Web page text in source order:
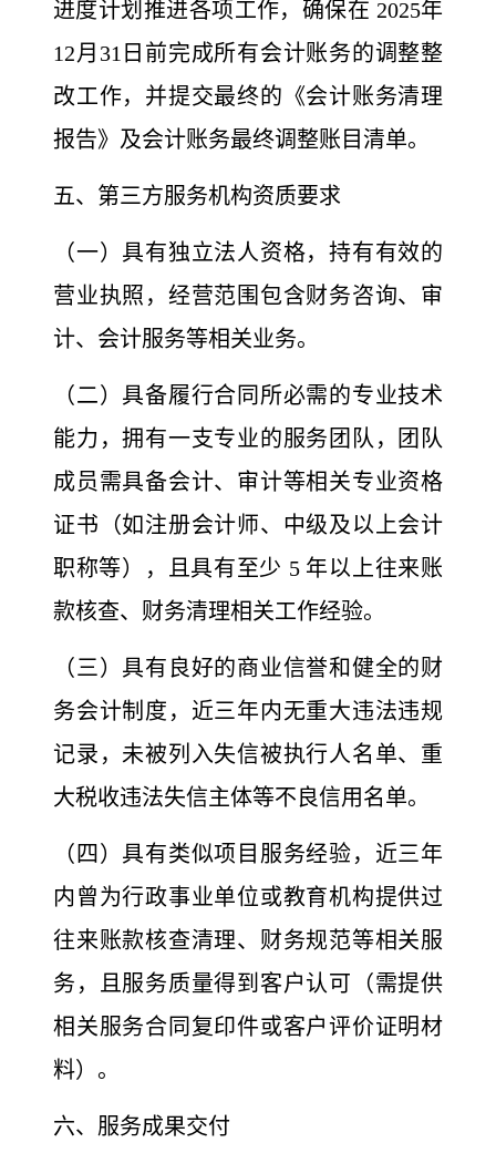
进度计划推进各项工作，确保在 2025年
12月31日前完成所有会计账务的调整整
改工作，并提交最终的《会计账务清理
报告》及会计账务最终调整账目清单。
五、第三方服务机构资质要求
（一）具有独立法人资格，持有有效的
营业执照，经营范围包含财务咨询、审
计、会计服务等相关业务。
（二）具备履行合同所必需的专业技术
能力，拥有一支专业的服务团队，团队
成员需具备会计、审计等相关专业资格
证书（如注册会计师、中级及以上会计
职称等），且具有至少 5 年以上往来账
款核查、财务清理相关工作经验。
（三）具有良好的商业信誉和健全的财
务会计制度，近三年内无重大违法违规
记录，未被列入失信被执行人名单、重
大税收违法失信主体等不良信用名单。
（四）具有类似项目服务经验，近三年
内曾为行政事业单位或教育机构提供过
往来账款核查清理、财务规范等相关服
务，且服务质量得到客户认可（需提供
相关服务合同复印件或客户评价证明材
料）。
六、服务成果交付